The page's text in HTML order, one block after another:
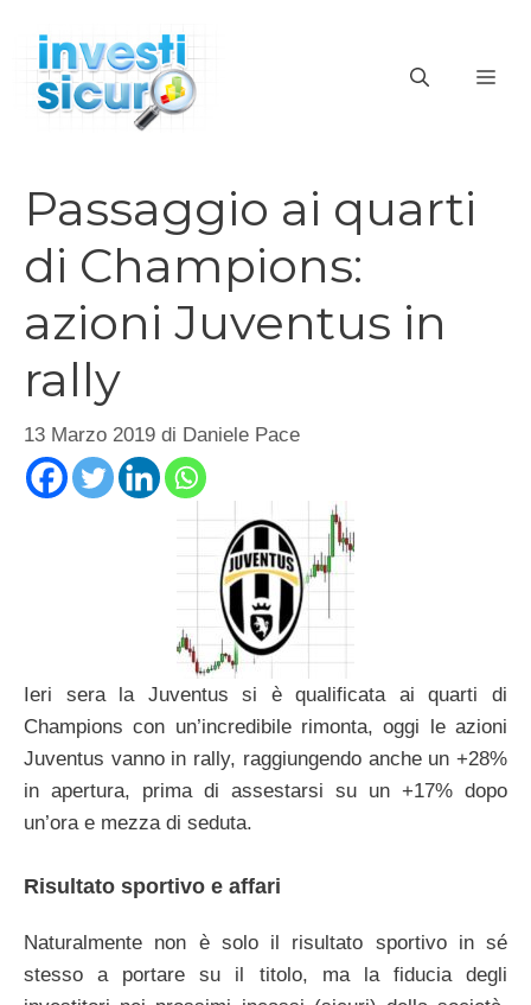
contenuto
Passaggio ai quarti
di Champions:
azioni Juventus in
rally
13 Marzo 2019 di Daniele Pace
Ieri sera la Juventus si è qualificata ai quarti di
Champions con un’incredibile rimonta, oggi le azioni
Juventus vanno in rally, raggiungendo anche un +28%
in apertura, prima di assestarsi su un +17% dopo
un’ora e mezza di seduta.
Risultato sportivo e affari
Naturalmente non è solo il risultato sportivo in sé
stesso a portare su il titolo, ma la fiducia degli